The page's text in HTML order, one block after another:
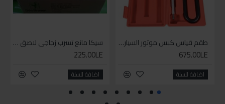
طقم قياس كبس موتور السياره 3 ق
675.00LE
اضافة للسلة
سيكا مانع تسرب زجاجي لاصق اسود 600 مل
225.00LE
اضافة للسلة